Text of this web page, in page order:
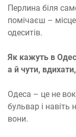
Перлина біля
помічаєш –
одеситів.
Як кажуть в
а й чути,
Одеса – це не
бульвар і навіть
вони.